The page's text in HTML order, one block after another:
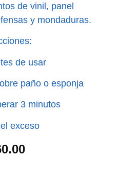
de vinil, panel
y mondaduras.
de usar
paño o esponja
3 minutos
exceso